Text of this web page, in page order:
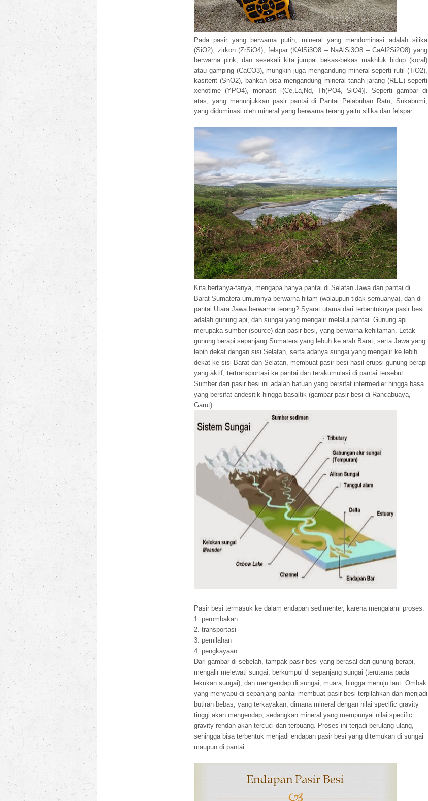
Pada pasir yang berwarna putih, mineral yang mendominasi adalah silika
(SiO2), zirkon (ZrSiO4), felspar (KAlSi3O8 – NaAlSi3O8 – CaAl2Si2O8) yang
berwarna pink, dan sesekali kita jumpai bekas-bekas makhluk hidup (koral)
atau gamping (CaCO3), mungkin juga mengandung mineral seperti rutil (TiO2),
kasiterit (SnO2), bahkan bisa mengandung mineral tanah jarang (REE) seperti
xenotime (YPO4), monasit [(Ce,La,Nd, Th(PO4, SiO4)]. Seperti gambar di
atas, yang menunjukkan pasir pantai di Pantai Pelabuhan Ratu, Sukabumi,
yang didominasi oleh mineral yang berwarna terang yaitu silika dan felspar.
Kita bertanya-tanya, mengapa hanya pantai di Selatan Jawa dan pantai di
Barat Sumatera umumnya berwarna hitam (walaupun tidak semuanya), dan di
pantai Utara Jawa berwarna terang? Syarat utama dari terbentuknya pasir besi
adalah gunung api, dan sungai yang mengalir melalui pantai. Gunung api
merupaka sumber (source) dari pasir besi, yang berwarna kehitaman. Letak
gunung berapi sepanjang Sumatera yang lebuh ke arah Barat, serta Jawa yang
lebih dekat dengan sisi Selatan, serta adanya sungai yang mengalir ke lebih
dekat ke sisi Barat dan Selatan, membuat pasir besi hasil erupsi gunung berapi
yang aktif, tertransportasi ke pantai dan terakumulasi di pantai tersebut.
Sumber dari pasir besi ini adalah batuan yang bersifat intermedier hingga basa
yang bersifat andesitik hingga basaltik (gambar pasir besi di Rancabuaya,
Garut).
Pasir besi termasuk ke dalam endapan sedimenter, karena mengalami proses:
1. perombakan
2. transportasi
3. pemilahan
4. pengkayaan.
Dari gambar di sebelah, tampak pasir besi yang berasal dari gunung berapi,
mengalir melewati sungai, berkumpul di sepanjang sungai (terutama pada
lekukan sungai), dan mengendap di sungai, muara, hingga menuju laut. Ombak
yang menyapu di sepanjang pantai membuat pasir besi terpilahkan dan menjadi
butiran bebas, yang terkayakan, dimana mineral dengan nilai specific gravity
tinggi akan mengendap, sedangkan mineral yang mempunyai nilai specific
gravity rendah akan tercuci dan terbuang. Proses ini terjadi berulang-ulang,
sehingga bisa terbentuk menjadi endapan pasir besi yang ditemukan di sungai
maupun di pantai.